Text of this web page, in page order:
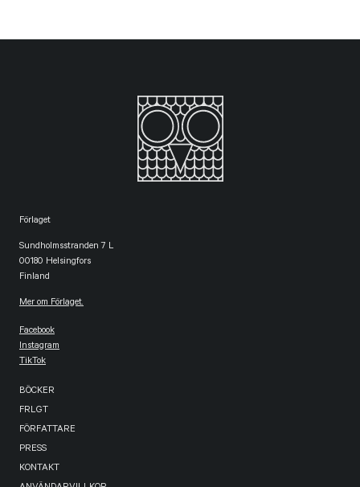
Förlaget
Sundholmsstranden 7 L
00180 Helsingfors
Finland
Mer om Förlaget.
Facebook
Instagram
TikTok
BÖCKER
FRLGT
FÖRFATTARE
PRESS
KONTAKT